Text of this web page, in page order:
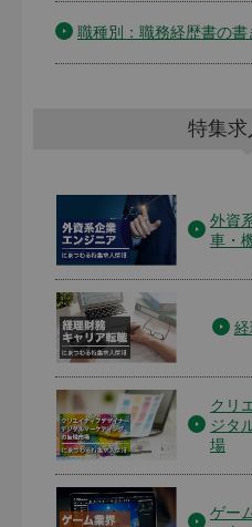
職種別：職務経歴書の書
特集求
外資
車・
クリ
ジタ
場
ゲー